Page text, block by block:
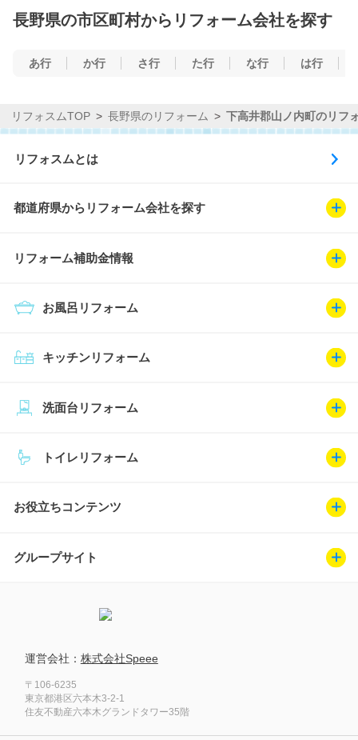
長野県の市区町村からリフォーム会社を探す
あ行 か行 さ行 た行 な行 は行
リフォスムTOP 長野県のリフォーム 下高井郡山ノ内町のリフ
リフォスムとは
都道府県からリフォーム会社を探す
リフォーム補助金情報
キッチンリフォーム
お風呂リフォーム
トイレリフォーム
洗面台リフォーム
お役立ちコンテンツ
グループサイト
運営会社： 株式会社Speee
〒106-6235
東京都港区六本木3-2-1
住友不動産六本木グランドタワー35階